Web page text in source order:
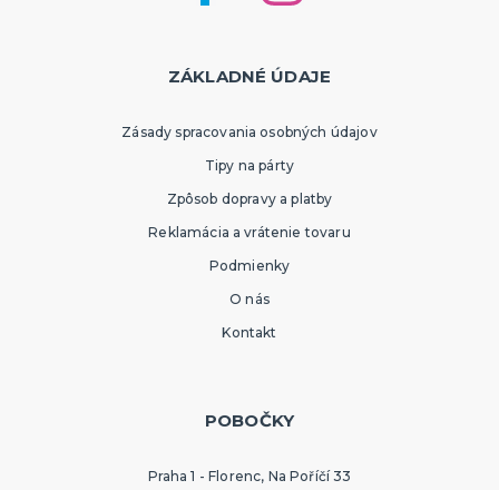
ZÁKLADNÉ ÚDAJE
Zásady spracovania osobných údajov
Tipy na párty
Zpôsob dopravy a platby
Reklamácia a vrátenie tovaru
Podmienky
O nás
Kontakt
POBOČKY
Praha 1 - Florenc, Na Poříčí 33